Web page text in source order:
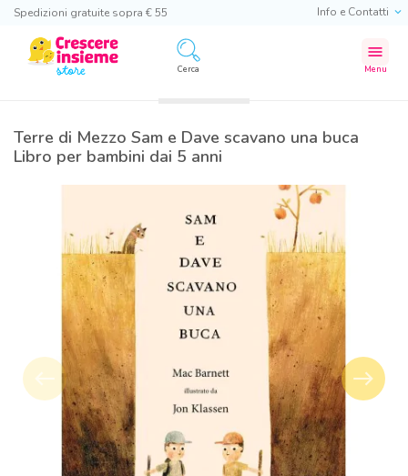
Info e Contatti
Spedizioni gratuite sopra € 55
Cerca
menu
Menu
Terre di Mezzo Sam e Dave scavano una buca
Libro per bambini dai 5 anni
Precedente
west east